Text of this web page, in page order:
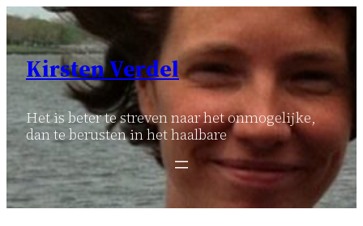
Ga
naar
inhoud
Kirsten Verdel
Het is beter te streven naar het onmogelijke,
dan te berusten in het haalbare